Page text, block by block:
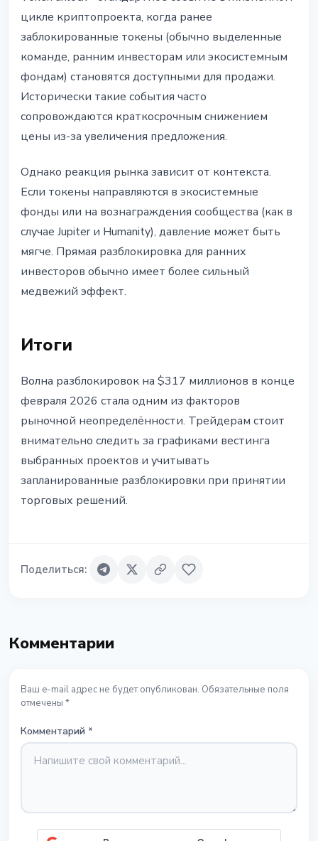
цикле криптопроекта, когда ранее
заблокированные токены (обычно выделенные
команде, ранним инвесторам или экосистемным
фондам) становятся доступными для продажи.
Исторически такие события часто
сопровождаются краткосрочным снижением
цены из-за увеличения предложения.
Однако реакция рынка зависит от контекста.
Если токены направляются в экосистемные
фонды или на вознаграждения сообщества (как в
случае Jupiter и Humanity), давление может быть
мягче. Прямая разблокировка для ранних
инвесторов обычно имеет более сильный
медвежий эффект.
Итоги
Волна разблокировок на $317 миллионов в конце
февраля 2026 стала одним из факторов
рыночной неопределённости. Трейдерам стоит
внимательно следить за графиками вестинга
выбранных проектов и учитывать
запланированные разблокировки при принятии
торговых решений.
Поделиться:
Комментарии
Ваш e-mail адрес не будет опубликован. Обязательные поля
отмечены *
Комментарий *